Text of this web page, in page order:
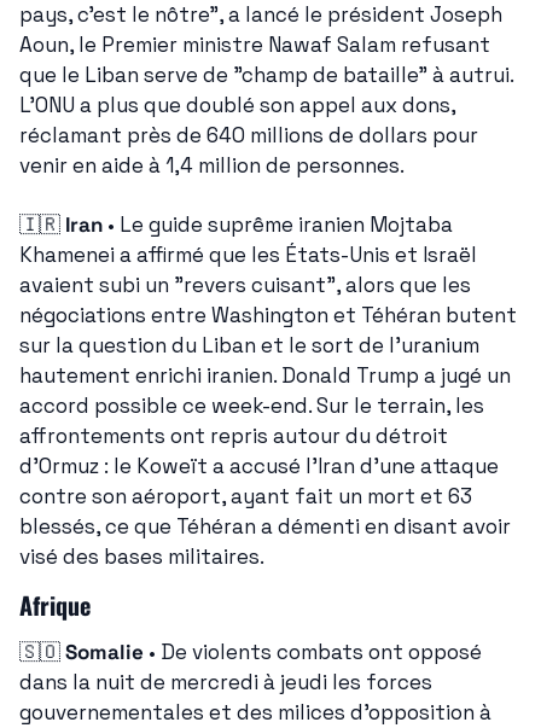
pays, c'est le nôtre", a lancé le président Joseph
Aoun, le Premier ministre Nawaf Salam refusant
que le Liban serve de "champ de bataille" à autrui.
L'ONU a plus que doublé son appel aux dons,
réclamant près de 640 millions de dollars pour
venir en aide à 1,4 million de personnes.
🇮🇷 Iran • Le guide suprême iranien Mojtaba
Khamenei a affirmé que les États-Unis et Israël
avaient subi un "revers cuisant", alors que les
négociations entre Washington et Téhéran butent
sur la question du Liban et le sort de l'uranium
hautement enrichi iranien. Donald Trump a jugé un
accord possible ce week-end. Sur le terrain, les
affrontements ont repris autour du détroit
d'Ormuz : le Koweït a accusé l'Iran d'une attaque
contre son aéroport, ayant fait un mort et 63
blessés, ce que Téhéran a démenti en disant avoir
visé des bases militaires.
Afrique
🇸🇴Somalie • De violents combats ont opposé
dans la nuit de mercredi à jeudi les forces
gouvernementales et des milices d'opposition à